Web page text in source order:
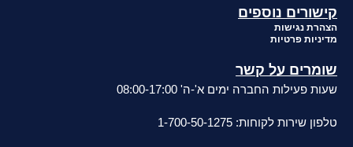
קישורים נוספים
הצהרת נגישות
מדיניות פרטיות
שומרים על קשר
שעות פעילות החברה ימים א'-ה' 08:00-17:00
טלפון שירות לקוחות: 1-700-50-1275